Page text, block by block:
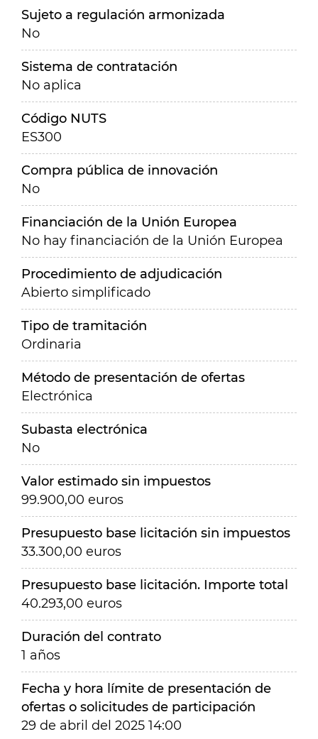
Sujeto a regulación armonizada
No
Sistema de contratación
No aplica
Código NUTS
ES300
Compra pública de innovación
No
Financiación de la Unión Europea
No hay financiación de la Unión Europea
Procedimiento de adjudicación
Abierto simplificado
Tipo de tramitación
Ordinaria
Método de presentación de ofertas
Electrónica
Subasta electrónica
No
Valor estimado sin impuestos
99.900,00 euros
Presupuesto base licitación sin impuestos
33.300,00 euros
Presupuesto base licitación. Importe total
40.293,00 euros
Duración del contrato
1 años
Fecha y hora límite de presentación de
ofertas o solicitudes de participación
29 de abril del 2025 14:00